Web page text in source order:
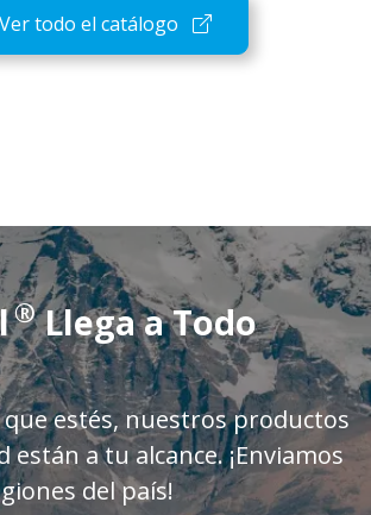
Ver todo el catálogo
®Llega a Todo
estés, nuestros productos
están a tu alcance. ¡Enviamos
del país!